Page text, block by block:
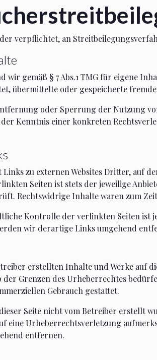
verpflichtet, an
wir gemäß § 7 Abs.1 TMG für eigene
übermittelte oder gespeicherte
oder Sperrung der Nutzung
Kenntnis einer konkreten
zu externen Websites Dritter, auf
Seiten ist stets der jeweilige
Rechtswidrige Inhalte waren zum
Kontrolle der verlinkten Seiten ist
wir derartige Links umgehend
erstellten Inhalte und Werke auf
Grenzen des Urheberrechtes
Gebrauch gestattet.
Seite nicht vom Betreiber erstellt
eine Urheberrechtsverletzung
entfernen.